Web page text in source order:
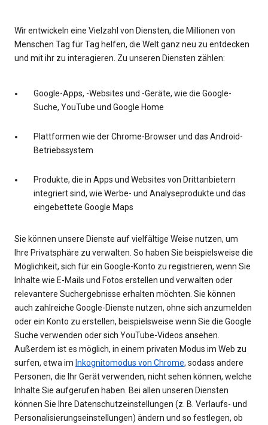
Wir entwickeln eine Vielzahl von Diensten, die Millionen von
Menschen Tag für Tag helfen, die Welt ganz neu zu entdecken
und mit ihr zu interagieren. Zu unseren Diensten zählen:
Google-Apps, -Websites und -Geräte, wie die Google-
Suche, YouTube und Google Home
Plattformen wie der Chrome-Browser und das Android-
Betriebssystem
Produkte, die in Apps und Websites von Drittanbietern
integriert sind, wie Werbe- und Analyseprodukte und das
eingebettete Google Maps
Sie können unsere Dienste auf vielfältige Weise nutzen, um
Ihre Privatsphäre zu verwalten. So haben Sie beispielsweise die
Möglichkeit, sich für ein Google-Konto zu registrieren, wenn Sie
Inhalte wie E-Mails und Fotos erstellen und verwalten oder
relevantere Suchergebnisse erhalten möchten. Sie können
auch zahlreiche Google-Dienste nutzen, ohne sich anzumelden
oder ein Konto zu erstellen, beispielsweise wenn Sie die Google
Suche verwenden oder sich YouTube-Videos ansehen.
Außerdem ist es möglich, in einem privaten Modus im Web zu
surfen, etwa im Inkognitomodus von Chrome, sodass andere
Personen, die Ihr Gerät verwenden, nicht sehen können, welche
Inhalte Sie aufgerufen haben. Bei allen unseren Diensten
können Sie Ihre Datenschutzeinstellungen (z. B. Verlaufs- und
Personalisierungseinstellungen) ändern und so festlegen, ob